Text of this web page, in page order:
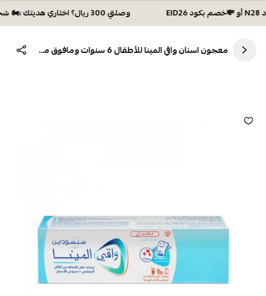
وصلتي 300 ريال؟ اختاري هديتك :🏍 شحن مجاني بكود N28 أو 💸خصم بكود EID26
معجون اسنان واقي المينا للأطفال 6 سنوات ومافوق من سنسوداين 50مل